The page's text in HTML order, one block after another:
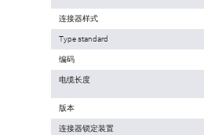
连接器样式
Type standard
编码
电缆长度
版本
连接器锁定装置